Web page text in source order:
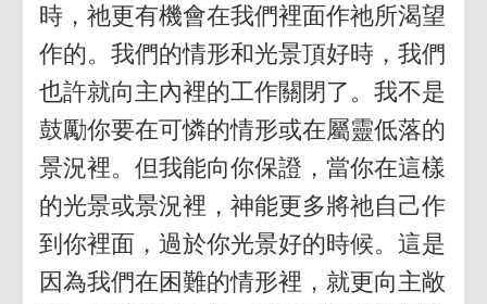
時，祂更有機會在我們裡面作祂所渴望
作的。我們的情形和光景頂好時，我們
也許就向主內裡的工作關閉了。我不是
鼓勵你要在可憐的情形或在屬靈低落的
景況裡。但我能向你保證，當你在這樣
的光景或景況裡，神能更多將祂自己作
到你裡面，過於你光景好的時候。這是
因為我們在困難的情形裡，就更向主敞